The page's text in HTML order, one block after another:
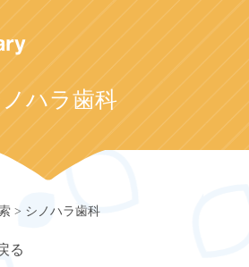
ノハラ歯科
シノハラ歯科
る